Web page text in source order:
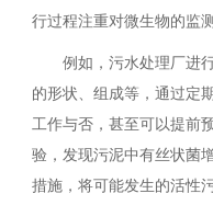
行过程注重对微生物的监
例如，污水处理厂进
的形状、组成等，通过定
工作与否，甚至可以提前
验，发现污泥中有丝状菌
措施，将可能发生的活性